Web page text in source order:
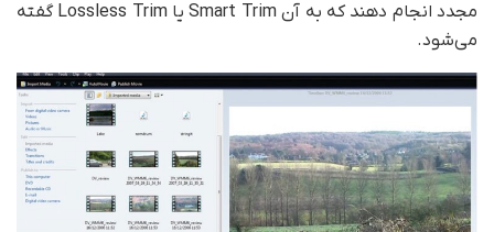
مجدد انجام دهند که به آن Smart Trim یا Lossless Trim گفته
می‌شود.